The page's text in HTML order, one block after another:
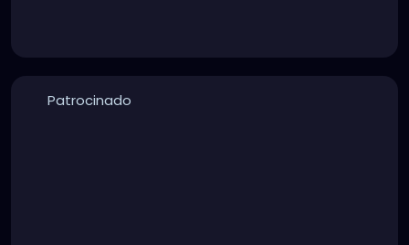
Patrocinado